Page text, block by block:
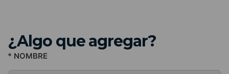
¿Algo que agregar?
* NOMBRE